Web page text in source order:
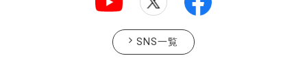
SNS一覧